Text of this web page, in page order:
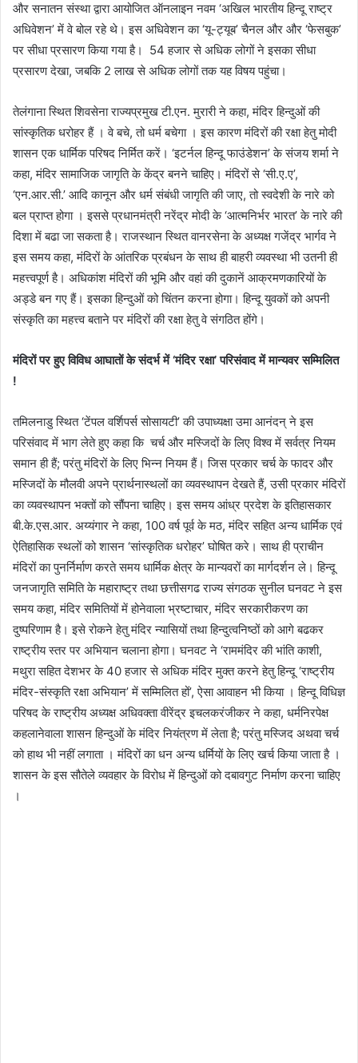
और सनातन संस्था द्वारा आयोजित ऑनलाइन नवम ‘अखिल भारतीय हिन्दू राष्ट्र
अधिवेशन’ में वे बोल रहे थे। इस अधिवेशन का ‘यू-ट्यूब’ चैनल और और ‘फेसबुक’
पर सीधा प्रसारण किया गया है। 54 हजार से अधिक लोगों ने इसका सीधा
प्रसारण देखा, जबकि 2 लाख से अधिक लोगों तक यह विषय पहुंचा।
तेलंगाना स्थित शिवसेना राज्यप्रमुख टी.एन. मुरारी ने कहा, मंदिर हिन्दुओं की
सांस्कृतिक धरोहर हैं । वे बचे, तो धर्म बचेगा । इस कारण मंदिरों की रक्षा हेतु मोदी
शासन एक धार्मिक परिषद निर्मित करें। ‘इटर्नल हिन्दू फाउंडेशन’ के संजय शर्मा ने
कहा, मंदिर सामाजिक जागृति के केंद्र बनने चाहिए। मंदिरों से ‘सी.ए.ए’,
‘एन.आर.सी.’ आदि कानून और धर्म संबंधी जागृति की जाए, तो स्वदेशी के नारे को
बल प्राप्त होगा । इससे प्रधानमंत्री नरेंद्र मोदी के ‘आत्मनिर्भर भारत’ के नारे की
दिशा में बढा जा सकता है। राजस्थान स्थित वानरसेना के अध्यक्ष गजेंद्र भार्गव ने
इस समय कहा, मंदिरों के आंतरिक प्रबंधन के साथ ही बाहरी व्यवस्था भी उतनी ही
महत्त्वपूर्ण है। अधिकांश मंदिरों की भूमि और वहां की दुकानें आक्रमणकारियों के
अड्डे बन गए हैं। इसका हिन्दुओं को चिंतन करना होगा। हिन्दू युवकों को अपनी
संस्कृति का महत्त्व बताने पर मंदिरों की रक्षा हेतु वे संगठित होंगे।
मंदिरों पर हुए विविध आघातों के संदर्भ में‘मंदिर रक्षा’परिसंवाद में मान्यवर सम्मिलित
!
तमिलनाडु स्थित ‘टेंपल वर्शिपर्स सोसायटी’ की उपाध्यक्षा उमा आनंदन् ने इस
परिसंवाद में भाग लेते हुए कहा कि चर्च और मस्जिदों के लिए विश्‍व में सर्वत्र नियम
समान ही हैं; परंतु मंदिरों के लिए भिन्न नियम हैं। जिस प्रकार चर्च के फादर और
मस्जिदों के मौलवी अपने प्रार्थनास्थलों का व्यवस्थापन देखते हैं, उसी प्रकार मंदिरों
का व्यवस्थापन भक्तों को सौंपना चाहिए। इस समय आंध्र प्रदेश के इतिहासकार
बी.के.एस.आर. अय्यंगार ने कहा, 100 वर्ष पूर्व के मठ, मंदिर सहित अन्य धार्मिक एवं
ऐतिहासिक स्थलों को शासन ‘सांस्कृतिक धरोहर’ घोषित करे। साथ ही प्राचीन
मंदिरों का पुनर्निर्माण करते समय धार्मिक क्षेत्र के मान्यवरों का मार्गदर्शन ले। हिन्दू
जनजागृति समिति के महाराष्ट्र तथा छत्तीसगढ राज्य संगठक सुनील घनवट ने इस
समय कहा, मंदिर समितियों में होनेवाला भ्रष्टाचार, मंदिर सरकारीकरण का
दुष्परिणाम है। इसे रोकने हेतु मंदिर न्यासियों तथा हिन्दुत्वनिष्ठों को आगे बढकर
राष्ट्रीय स्तर पर अभियान चलाना होगा। घनवट ने ‘राममंदिर की भांति काशी,
मथुरा सहित देशभर के 40 हजार से अधिक मंदिर मुक्त करने हेतु हिन्दू ‘राष्ट्रीय
मंदिर-संस्कृति रक्षा अभियान’ में सम्मिलित हों’, ऐसा आवाहन भी किया । हिन्दू विधिज्ञ
परिषद के राष्ट्रीय अध्यक्ष अधिवक्ता वीरेंद्र इचलकरंजीकर ने कहा, धर्मनिरपेक्ष
कहलानेवाला शासन हिन्दुओं के मंदिर नियंत्रण में लेता है; परंतु मस्जिद अथवा चर्च
को हाथ भी नहीं लगाता । मंदिरों का धन अन्य धर्मियों के लिए खर्च किया जाता है ।
शासन के इस सौतेले व्यवहार के विरोध में हिन्दुओं को दबावगुट निर्माण करना चाहिए
।